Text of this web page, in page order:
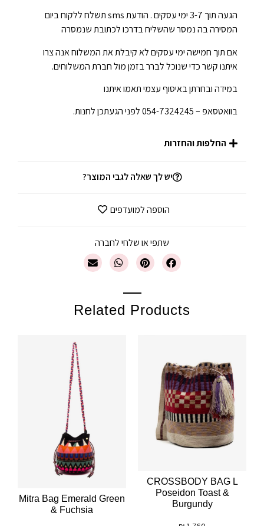
הגעה תוך 3-7 ימי עסקים . הודעת sms תשלח ללקוח ביום
המסירה בה נמסר שהשליח בדרכו לכתובת שנמסרה
אם תוך חמישה ימי עסקים לא קיבלת את המשלוח אנה צרו
איתנו קשר כדי שנוכל לברר בזמן מול חברת המשלוחים.
במידה ובחרתן באיסוף עצמי תאמו איתנו
בוואטסאפ – 054-7324245 לפני הגעתכן לחנות.
החלפות והחזרות
יש לך שאלה לגבי המוצר?
הוספה למועדפים
שתפי או שלחי לחברה
Related Products
CROSSBODY BAG L
Poseidon Toast &
Burgundy
Mitra Bag Emerald Green
& Fuchsia